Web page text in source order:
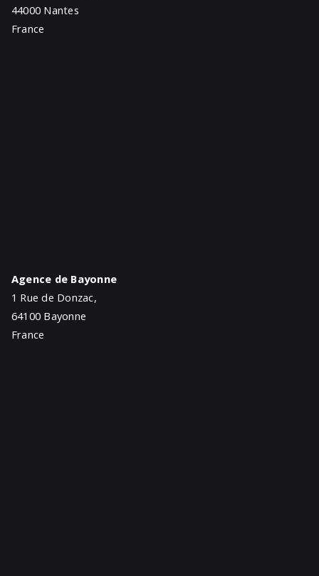
44000 Nantes
France
Agence de Bayonne
1 Rue de Donzac,
64100 Bayonne
France